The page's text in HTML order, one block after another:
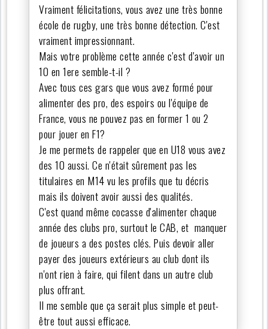
Vraiment félicitations, vous avez une très bonne
école de rugby, une très bonne détection. C'est
vraiment impressionnant.
Mais votre problème cette année c'est d'avoir un
10 en 1ere semble-t-il ?
Avec tous ces gars que vous avez formé pour
alimenter des pro, des espoirs ou l'équipe de
France, vous ne pouvez pas en former 1 ou 2
pour jouer en F1?
Je me permets de rappeler que en U18 vous avez
des 10 aussi. Ce n'était sûrement pas les
titulaires en M14 vu les profils que tu décris
mais ils doivent avoir aussi des qualités.
C'est quand même cocasse d'alimenter chaque
année des clubs pro, surtout le CAB, et manquer
de joueurs a des postes clés. Puis devoir aller
payer des joueurs extérieurs au club dont ils
n'ont rien à faire, qui filent dans un autre club
plus offrant.
Il me semble que ça serait plus simple et peut-
être tout aussi efficace.